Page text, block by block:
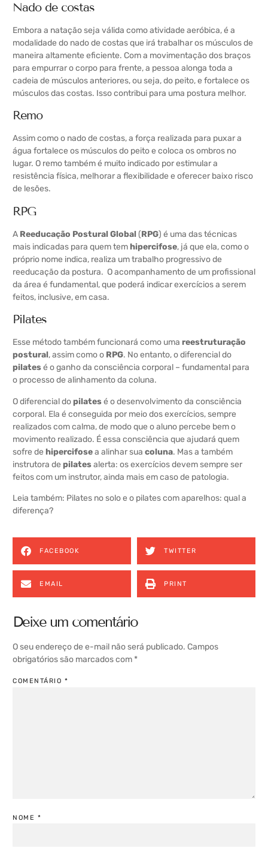
Nado de costas
Embora a natação seja válida como atividade aeróbica, é a
modalidade do nado de costas que irá trabalhar os músculos de
maneira altamente eficiente. Com a movimentação dos braços
para empurrar o corpo para frente, a pessoa alonga toda a
cadeia de músculos anteriores, ou seja, do peito, e fortalece os
músculos das costas. Isso contribui para uma postura melhor.
Remo
Assim como o nado de costas, a força realizada para puxar a
água fortalece os músculos do peito e coloca os ombros no
lugar. O remo também é muito indicado por estimular a
resistência física, melhorar a flexibilidade e oferecer baixo risco
de lesões.
RPG
A Reeducação Postural Global(RPG) é uma das técnicas
mais indicadas para quem temhipercifose, já que ela, como o
próprio nome indica, realiza um trabalho progressivo de
reeducação da postura. O acompanhamento de um profissional
da área é fundamental, que poderá indicar exercícios a serem
feitos, inclusive, em casa.
Pilates
Esse método também funcionará como uma reestruturação
postural, assim como o RPG. No entanto, o diferencial do
pilatesé o ganho da consciência corporal – fundamental para
o processo de alinhamento da coluna.
O diferencial dopilatesé o desenvolvimento da consciência
corporal. Ela é conseguida por meio dos exercícios, sempre
realizados com calma, de modo que o aluno percebe bem o
movimento realizado. É essa consciência que ajudará quem
sofre de hipercifosea alinhar sua coluna. Mas a também
instrutora de pilatesalerta: os exercícios devem sempre ser
feitos com um instrutor, ainda mais em caso de patologia.
Leia também: Pilates no solo e o pilates com aparelhos: qual a
diferença?
FACEBOOK TWITTER
EMAIL PRINT
Deixe um comentário
O seu endereço de e-mail não será publicado. Campos
obrigatórios são marcados com *
COMENTÁRIO *
NOME *